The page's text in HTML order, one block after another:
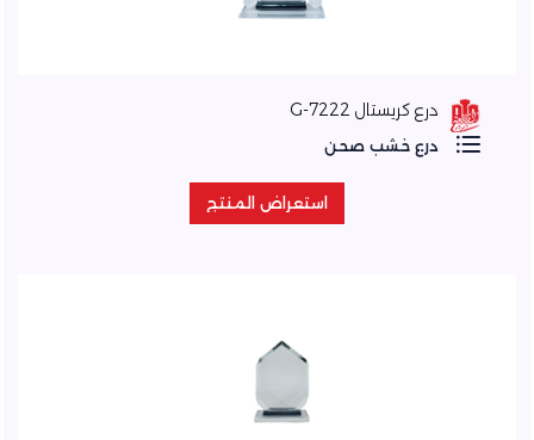
درع كريستال 7222-G
درع خشب صحن
استعراض المنتج
استعراض المنتج